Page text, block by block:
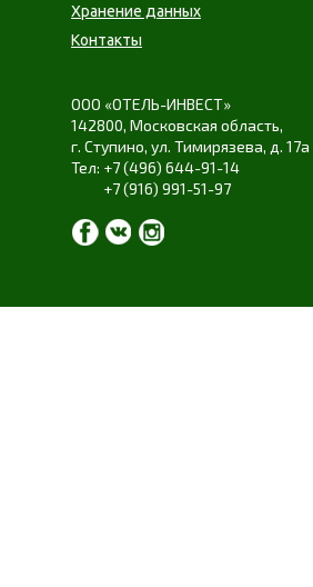
Хранение данных
Контакты
ООО «ОТЕЛЬ-ИНВЕСТ»
142800, Московская область,
г. Ступино, ул. Тимирязева, д. 17а
+7 (496) 644-91-14
+7 (916) 991-51-97